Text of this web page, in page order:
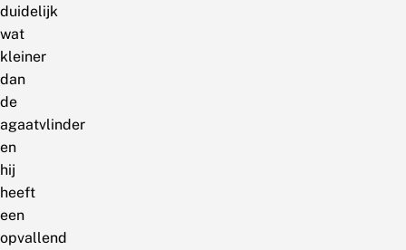
duidelijk
wat
kleiner
dan
de
agaatvlinder
en
hij
heeft
een
opvallend